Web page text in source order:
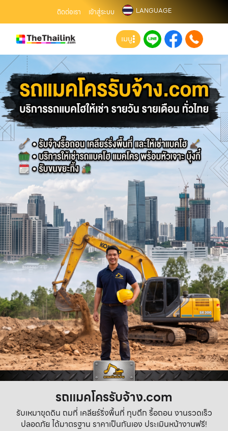
ติดต่อเรา เข้าสู่ระบบ LANGUAGE
เมนู
รถแมคโครรับจ้าง.com
รับเหมาขุดดิน ถมที่ เคลียร์ริ่งพื้นที่ ทุบตึก รื้อถอน งานรวดเร็ว
ปลอดภัย ได้มาตรฐาน ราคาเป็นกันเอง ประเมินหน้างานฟรี!